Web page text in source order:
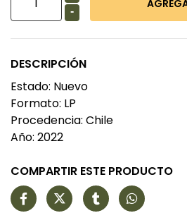
-
DESCRIPCIÓN
Estado: Nuevo
Formato: LP
Procedencia: Chile
Año: 2022
COMPARTIR ESTE PRODUCTO